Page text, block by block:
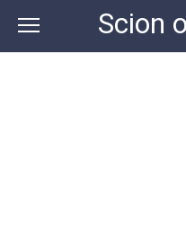
content
Scion